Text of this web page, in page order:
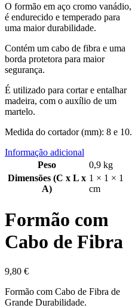
O formão em aço cromo vanádio,
é endurecido e temperado para
uma maior durabilidade.
Contém um cabo de fibra e uma
borda protetora para maior
segurança.
É utilizado para cortar e entalhar
madeira, com o auxílio de um
martelo.
Medida do cortador (mm): 8 e 10.
Informação adicional
Peso
0,9 kg
Dimensões (C x L x
A)
1 × 1 × 1
cm
Formão com
Cabo de Fibra
9,80 €
Formão com Cabo de Fibra de
Grande Durabilidade.